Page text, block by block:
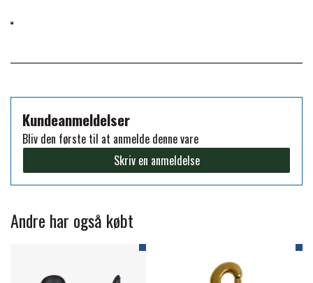
MONTÉ
PREMIER EQUINE TRENSE & TILBEHØR
PREMIER EQUINE SADLER
PREMIER EQUINE SADELUNDERLAG
FORAN EQUINE
GP TACK
HAPPY MOUTH
Kundeanmeldelser
Bliv den første til at anmelde denne vare
Skriv en anmeldelse
Andre har også købt